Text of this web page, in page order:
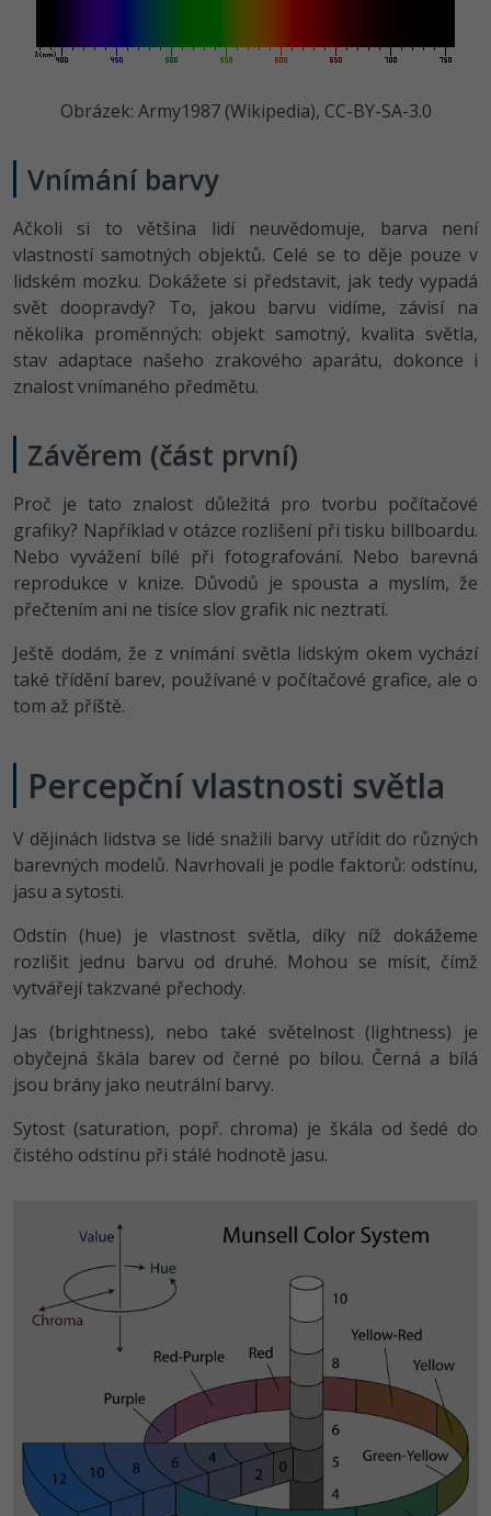
Obrázek: Army1987 (Wikipedia), CC-BY-SA-3.0
Vnímání barvy
Ačkoli si to většina lidí neuvědomuje, barva není
vlastností samotných objektů. Celé se to děje pouze v
lidském mozku. Dokážete si představit, jak tedy vypadá
svět doopravdy? To, jakou barvu vidíme, závisí na
několika proměnných: objekt samotný, kvalita světla,
stav adaptace našeho zrakového aparátu, dokonce i
znalost vnímaného předmětu.
Závěrem (část první)
Proč je tato znalost důležitá pro tvorbu počítačové
grafiky? Například v otázce rozlišení při tisku billboardu.
Nebo vyvážení bílé při fotografování. Nebo barevná
reprodukce v knize. Důvodů je spousta a myslím, že
přečtením ani ne tisíce slov grafik nic neztratí.
Ještě dodám, že z vnímání světla lidským okem vychází
také třídění barev, používané v počítačové grafice, ale o
tom až příště.
Percepční vlastnosti světla
V dějinách lidstva se lidé snažili barvy utřídit do různých
barevných modelů. Navrhovali je podle faktorů: odstínu,
jasu a sytosti.
Odstín (hue) je vlastnost světla, díky níž dokážeme
rozlišit jednu barvu od druhé. Mohou se mísit, čímž
vytvářejí takzvané přechody.
Jas (brightness), nebo také světelnost (lightness) je
obyčejná škála barev od černé po bílou. Černá a bílá
jsou brány jako neutrální barvy.
Sytost (saturation, popř. chroma) je škála od šedé do
čistého odstínu při stálé hodnotě jasu.